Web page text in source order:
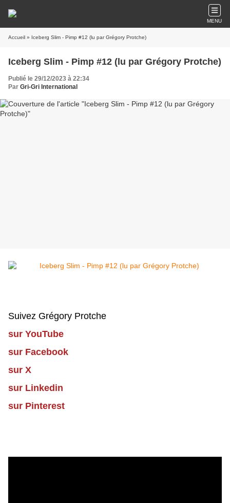
MENU
Accueil » Iceberg Slim - Pimp #12 (lu par Grégory Protche)
Iceberg Slim - Pimp #12 (lu par Grégory Protche)
Publié le 29/12/2023 à 22:34
Par Gri-Gri International
Suivez Grégory Protche
sur YouTube
sur Facebook
sur X
sur Linkedin
sur Pinterest